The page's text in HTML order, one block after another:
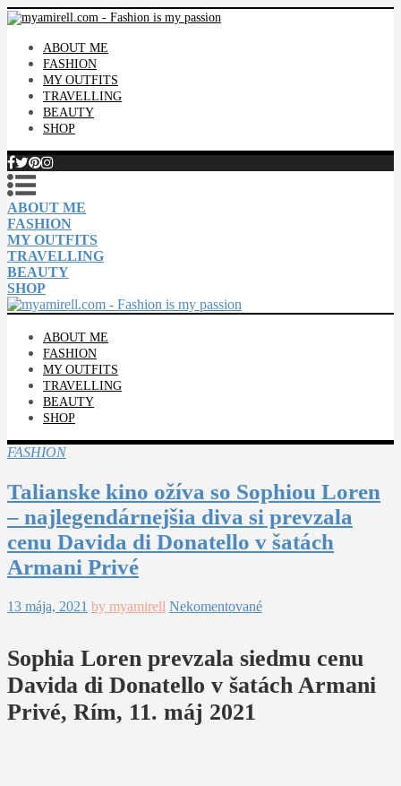
ABOUT ME
FASHION
MY OUTFITS
TRAVELLING
BEAUTY
SHOP
ABOUT ME
FASHION
MY OUTFITS
TRAVELLING
BEAUTY
SHOP
ABOUT ME
FASHION
MY OUTFITS
TRAVELLING
BEAUTY
SHOP
FASHION
Talianske kino ožíva so Sophiou Loren
– najlegendárnejšia diva si prevzala
cenu Davida di Donatello v šatách
Armani Privé
13 mája, 2021 by myamirell Nekomentované
Sophia Loren prevzala siedmu cenu
Davida di Donatello v šatách Armani
Privé, Rím, 11. máj 2021